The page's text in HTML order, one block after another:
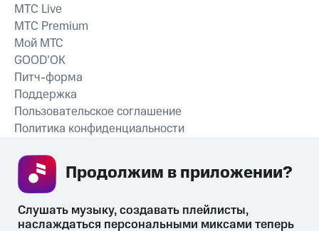
СКАЧАТЬ ПРИЛОЖЕНИЕ
MTС Live
MTС Premium
Мой МТС
GOOD’OK
Питч-форма
Поддержка
Пользовательское соглашение
Политика конфиденциальности
Слушать музыку, создавать плейлисты,
наслаждаться персональными миксами теперь